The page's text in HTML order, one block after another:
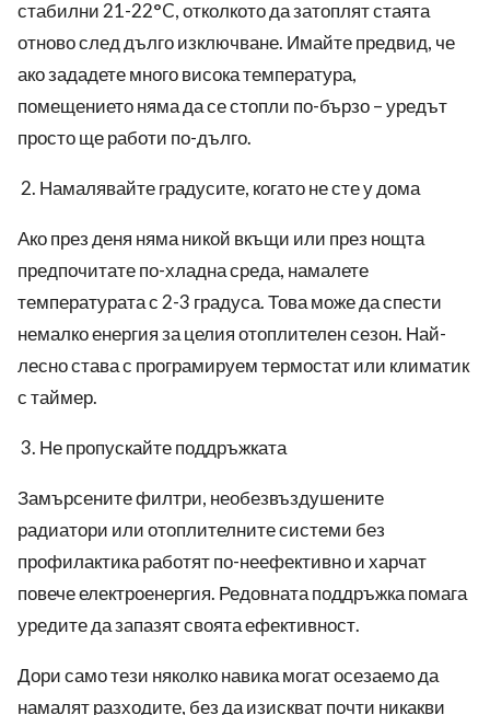
стабилни 21-22°C, отколкото да затоплят стаята
отново след дълго изключване. Имайте предвид, че
ако зададете много висока температура,
помещението няма да се стопли по-бързо – уредът
просто ще работи по-дълго.
Намалявайте градусите, когато не сте у дома
Ако през деня няма никой вкъщи или през нощта
предпочитате по-хладна среда, намалете
температурата с 2-3 градуса. Това може да спести
немалко енергия за целия отоплителен сезон. Най-
лесно става с програмируем термостат или климатик
с таймер.
Не пропускайте поддръжката
Замърсените филтри, необезвъздушените
радиатори или отоплителните системи без
профилактика работят по-неефективно и харчат
повече електроенергия. Редовната поддръжка помага
уредите да запазят своята ефективност.
Дори само тези няколко навика могат осезаемо да
намалят разходите, без да изискват почти никакви